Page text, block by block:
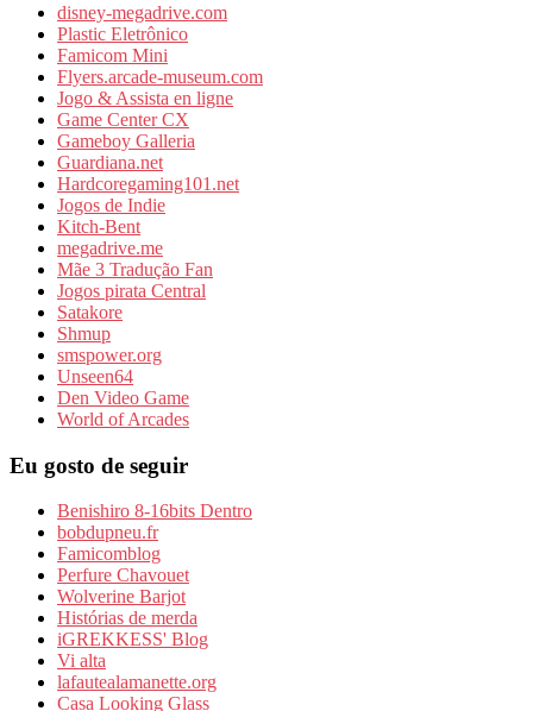
disney-megadrive.com
Plastic Eletrônico
Famicom Mini
Flyers.arcade-museum.com
Jogo & Assista en ligne
Game Center CX
Gameboy Galleria
Guardiana.net
Hardcoregaming101.net
Jogos de Indie
Kitch-Bent
megadrive.me
Mãe 3 Tradução Fan
Jogos pirata Central
Satakore
Shmup
smspower.org
Unseen64
Den Video Game
World of Arcades
Eu gosto de seguir
Benishiro 8-16bits Dentro
bobdupneu.fr
Famicomblog
Perfure Chavouet
Wolverine Barjot
Histórias de merda
iGREKKESS' Blog
Vi alta
lafautealamanette.org
Casa Looking Glass